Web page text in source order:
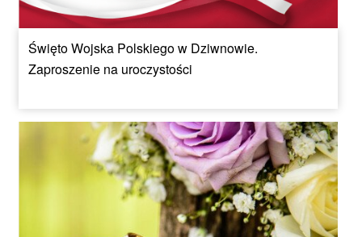
Święto Wojska Polskiego w Dziwnowie.
Zaproszenie na uroczystości